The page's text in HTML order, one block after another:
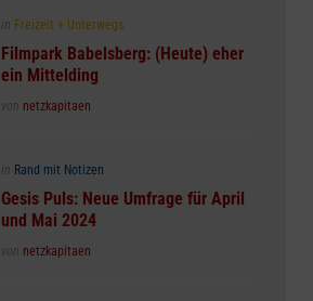
Posted
in
in Freizeit + Unterwegs
Filmpark Babelsberg: (Heute) eher
ein Mittelding
Posted
von netzkapitaen
Posted
in
in Rand mit Notizen
Gesis Puls: Neue Umfrage für April
und Mai 2024
Posted
von netzkapitaen